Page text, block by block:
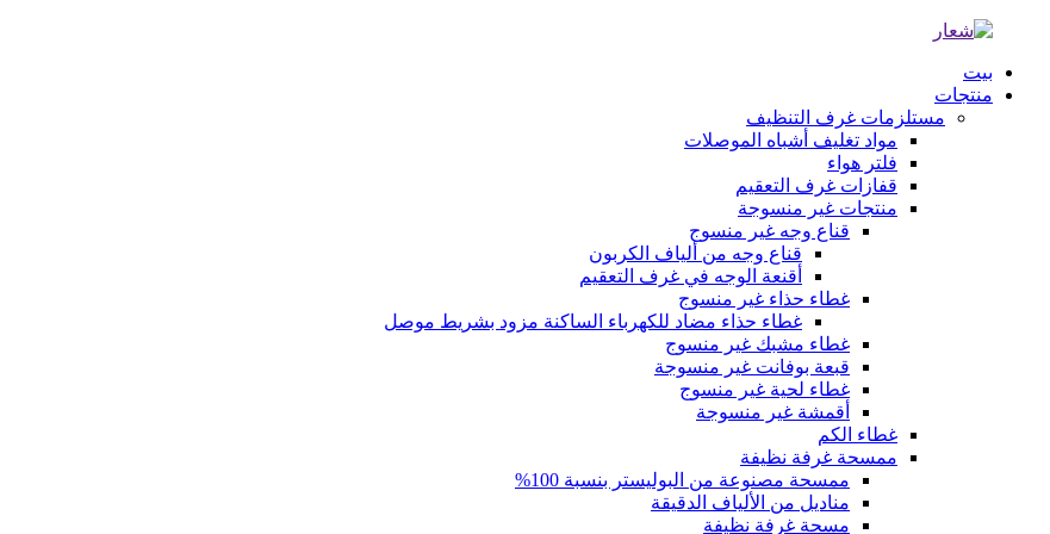
بيت
منتجات
مستلزمات غرف التنظيف
مواد تغليف أشباه الموصلات
فلتر هواء
قفازات غرف التعقيم
منتجات غير منسوجة
قناع وجه غير منسوج
قناع وجه من ألياف الكربون
أقنعة الوجه في غرف التعقيم
غطاء حذاء غير منسوج
غطاء حذاء مضاد للكهرباء الساكنة مزود بشريط موصل
غطاء مشبك غير منسوج
قبعة بوفانت غير منسوجة
غطاء لحية غير منسوج
أقمشة غير منسوجة
غطاء الكم
ممسحة غرفة نظيفة
ممسحة مصنوعة من البوليستر بنسبة 100%
مناديل من الألياف الدقيقة
مسحة غرفة نظيفة